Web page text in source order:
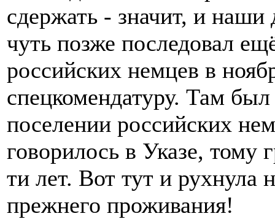
сдержать - значит, и
чуть позже последовал
российских немцев в
спецкомендатуру. Там
поселении российских
говорилось в Указе, тому
ти лет. Вот тут и рухнула
прежнего проживания!